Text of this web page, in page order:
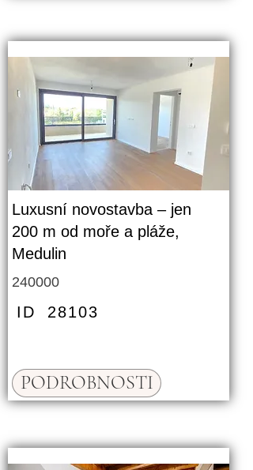
Luxusní novostavba – jen
200 m od moře a pláže,
Medulin
240000
ID 28103
PODROBNOSTI